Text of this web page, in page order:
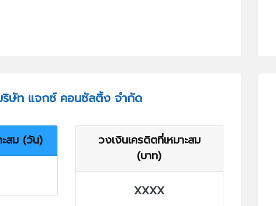
ริษัท แจกซ์ คอนซัลติ้ง จำกัด
ะสม (วัน)
วงเงินเครดิตที่เหมาะสม
(บาท)
XXXX